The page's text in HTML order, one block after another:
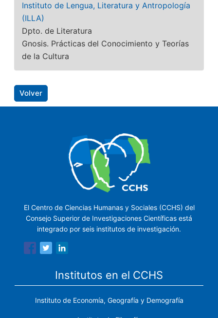
Instituto de Lengua, Literatura y Antropología
(ILLA)
Dpto. de Literatura
Gnosis. Prácticas del Conocimiento y Teorías
de la Cultura
Volver
El Centro de Ciencias Humanas y Sociales (CCHS) del
Consejo Superior de Investigaciones Científicas está
integrado por seis institutos de investigación.
Institutos en el CCHS
Instituto de Economía, Geografía y Demografía